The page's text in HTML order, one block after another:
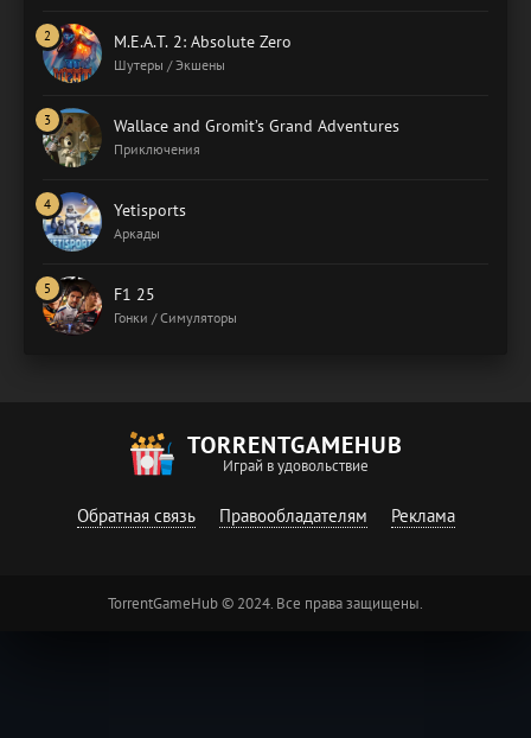
M.E.A.T. 2: Absolute Zero
Шутеры / Экшены
Wallace and Gromit’s Grand Adventures
Приключения
Yetisports
Аркады
F1 25
Гонки / Симуляторы
TORRENTGAMEHUB
Играй в удовольствие
Обратная связь Правообладателям Реклама
TorrentGameHub © 2024. Все права защищены.